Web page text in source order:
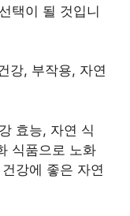
택이 될 것입니
강, 부작용, 자연
효능, 자연 식
식품으로 노화
강에 좋은 자연